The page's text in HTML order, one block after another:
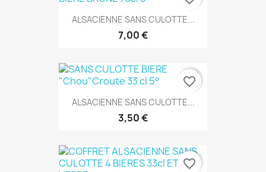
ALSACIENNE SANS CULOTTE...
7,00 €
ALSACIENNE SANS CULOTTE...
3,50 €
favorite_border
favorite_border